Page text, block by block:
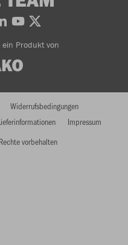
ein Produkt von
vorbehalten
Widerrufsbedingungen
Impressum